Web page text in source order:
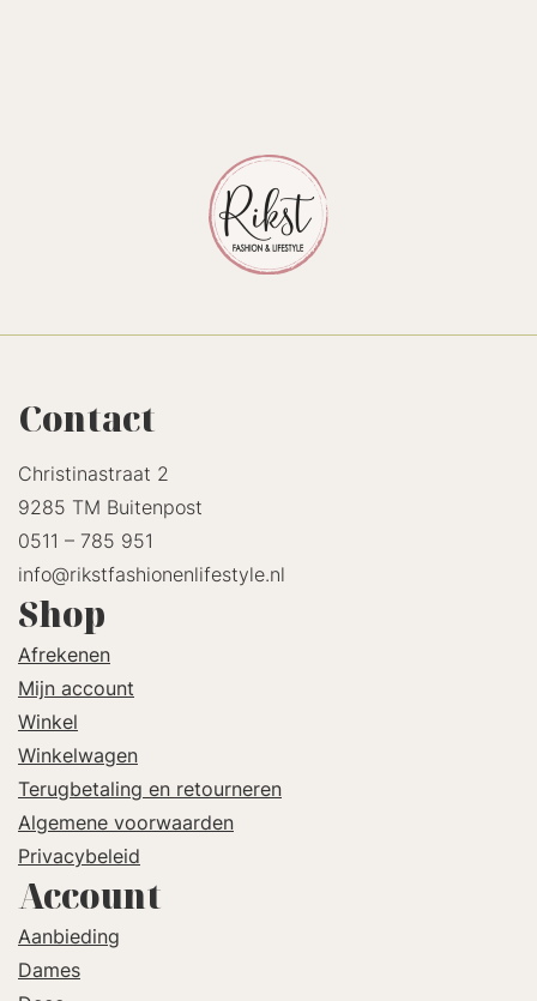
Contact
Christinastraat 2
9285 TM Buitenpost
0511 – 785 951
info@rikstfashionenlifestyle.nl
Shop
Afrekenen
Mijn account
Winkel
Winkelwagen
Terugbetaling en retourneren
Algemene voorwaarden
Privacybeleid
Account
Aanbieding
Dames